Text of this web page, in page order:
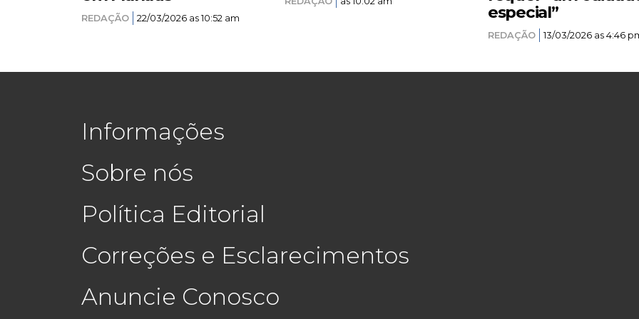
REDAÇÃO 22/03/2026 as 10:52 am
especial”
REDAÇÃO 13/03/2026 as 4:46
Informações
Sobre nós
Política Editorial
Correções e Esclarecimentos
Anuncie Conosco